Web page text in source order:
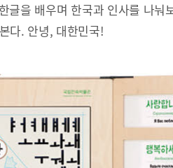
글을 배우며 한국과 인사를 나눠
다. 안녕, 대한민국!